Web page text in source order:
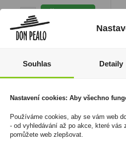
Souhlas Detaily
Nastavení cookies: Aby všechno
Používáme cookies, aby se vám web
- od vyhledávání až po akce, které vás
pomůžete web zlepšovat.